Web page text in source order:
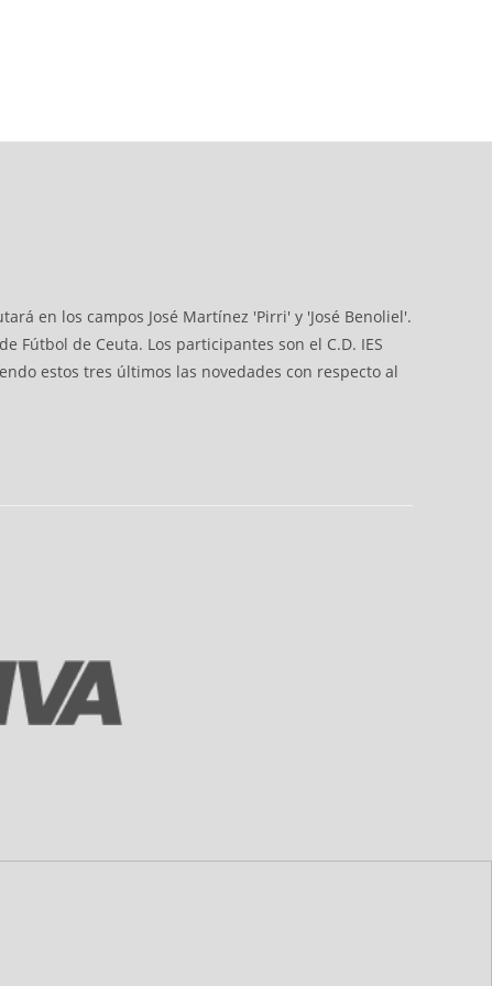
en los campos José Martínez 'Pirri' y 'José Benoliel'.
Fútbol de Ceuta. Los participantes son el C.D. IES
estos tres últimos las novedades con respecto al